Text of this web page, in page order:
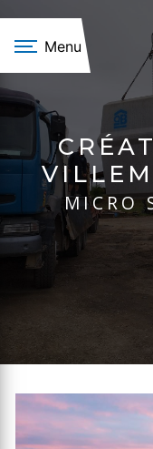
Menu
CRÉATION D'ALLÉE
Panneau de gestion